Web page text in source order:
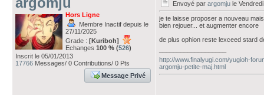
Hors Ligne
Membre Inactif depuis le
27/11/2025
Grade : [Kuriboh]
Echanges 100 % (526)
Inscrit le 05/01/2013
17766 Messages/ 0 Contributions/ 0 Pts
Message Privé
Envoyé par argomju le
je te laisse proposer a nouveau
bien rejouer... et augmenter encore
de plus ophion reste lexceed stard
http://www.finalyugi.com/yugioh-
argomju-petite-maj.html